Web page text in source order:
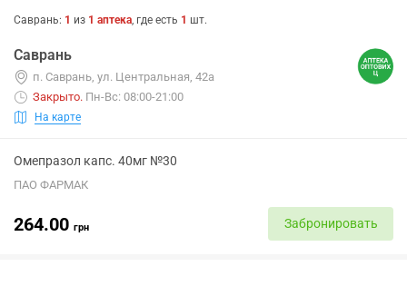
Саврань: 1 из 1 аптека, где есть 1 шт.
Саврань
п. Саврань, ул. Центральная, 42а
Закрыто. Пн-Вс: 08:00-21:00
На карте
Омепразол капс. 40мг №30
ПАО ФАРМАК
264.00 грн Забронировать